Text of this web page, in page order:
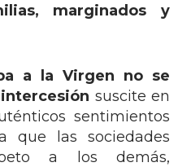
marginados y
a la Virgen no se
suscite en
sentimientos
que las sociedades
a los demás,